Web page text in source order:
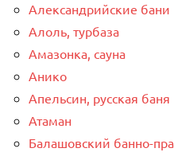
Александрийские бани
Алоль, турбаза
Амазонка, сауна
Анико
Апельсин, русская баня
Атаман
Балашовский банно-